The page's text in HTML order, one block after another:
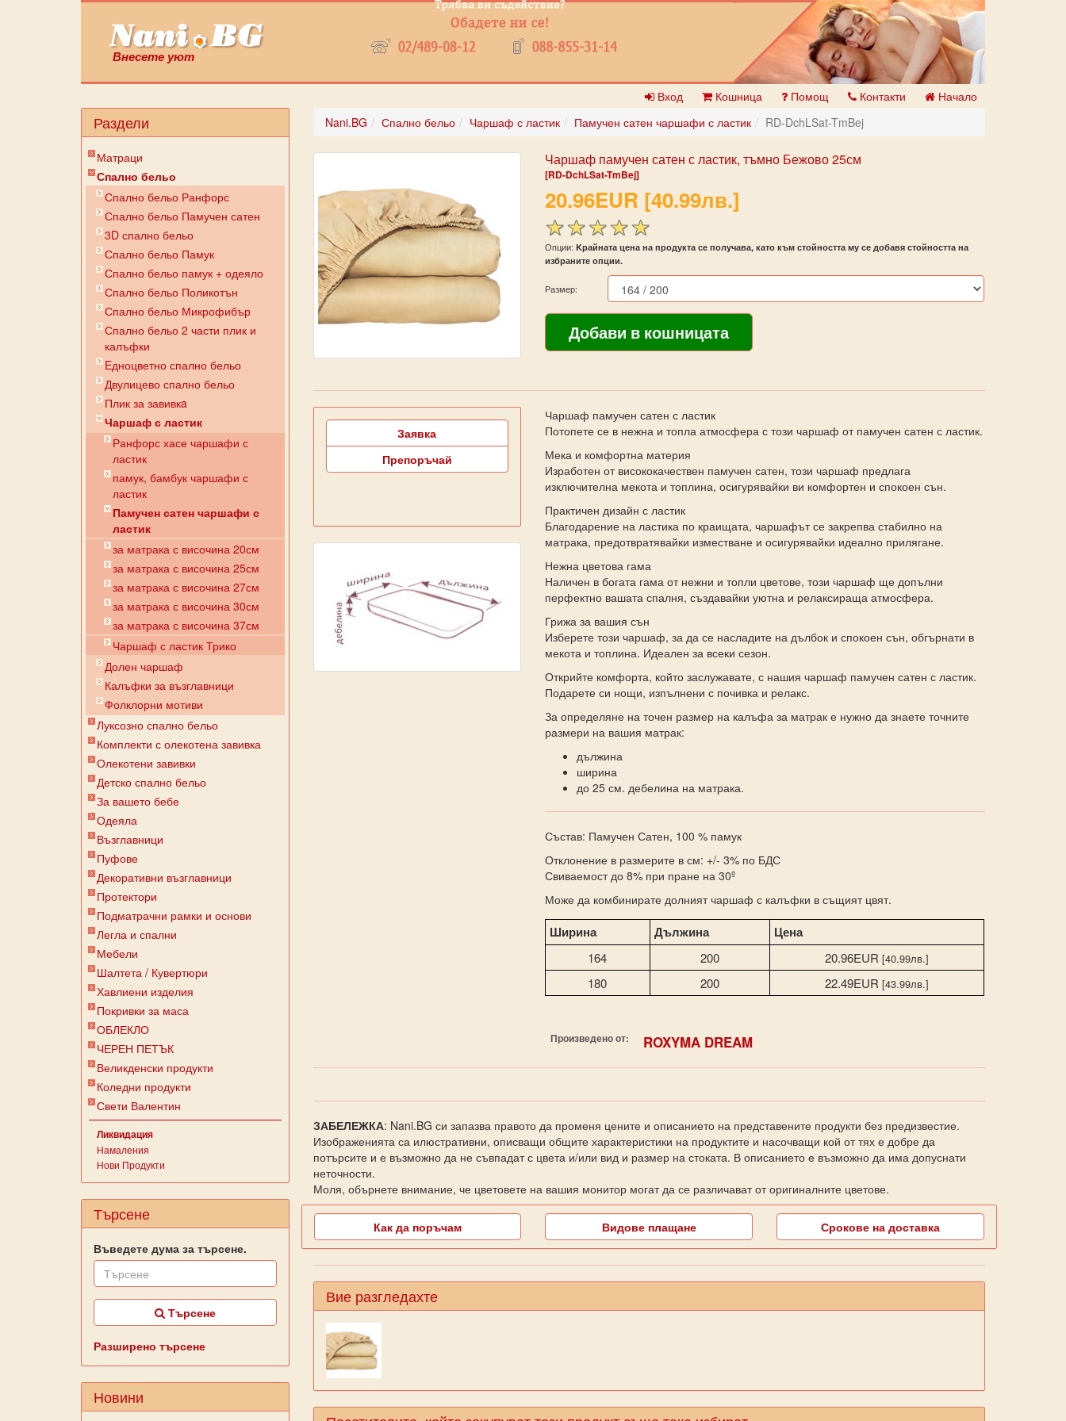
Внесете уют
Вход Кошница Помощ Контакти Начало
Раздели
Матраци
Спално бельо
Спално бельо Ранфорс
Спално бельо Памучен сатен
3D спално бельо
Спално бельо Памук
Спално бельо памук + одеяло
Спално бельо Поликотън
Спално бельо Микрофибър
Спално бельо 2 части плик и
калъфки
Eдноцветно спално бельо
Двулицево спално бельо
Плик за завивкa
Чаршаф с ластик
Ранфорс хасе чаршафи с
ластик
памук, бамбук чаршафи с
ластик
Памучен сатен чаршафи с
ластик
за матрака с височина 20см
за матрака с височина 25см
за матрака с височина 27см
за матрака с височина 30см
за матрака с височина 37см
Чаршаф с ластик Трико
Долен чаршаф
Калъфки за възглавници
Фолклорни мотиви
Луксозно спално бельо
Комплекти с олекотена завивка
Олекотени завивки
Детско спално бельо
За вашето бебе
Одеяла
Възглавници
Пуфове
Декоративни възглавници
Протектори
Подматрачни рамки и основи
Легла и спални
Мебели
Шалтета / Кувертюри
Хавлиени изделия
Покривки за маса
ОБЛЕКЛО
ЧЕРЕН ПЕТЪК
Великденски продукти
Коледни продукти
Свети Валентин
Ликвидация
Намаления
Нови Продукти
Търсене
Въведете дума за търсене.
Търсене
Разширено търсене
Новини
Nani.BG Спално бельо Чаршаф с ластик Памучен сатен чаршафи с ластик RD-DchLSat-TmBej
Чаршаф памучен сатен с ластик, тъмно Бежово 25см
[RD-DchLSat-TmBej]
20.96EUR [40.99лв.]
Опции: Kрайната цена на продукта се получава, като към стойността му се добавя стойността на
избраните опции.
Размер:
Заявка
Препоръчай
Чаршаф памучен сатен с ластик
Потопете се в нежна и топла атмосфера с този чаршаф от памучен сатен с ластик.
Мека и комфортна материя
Изработен от висококачествен памучен сатен, този чаршаф предлага
изключителна мекота и топлина, осигурявайки ви комфортен и спокоен сън.
Практичен дизайн с ластик
Благодарение на ластика по краищата, чаршафът се закрепва стабилно на
матрака, предотвратявайки изместване и осигурявайки идеално прилягане.
Нежна цветова гама
Наличен в богата гама от нежни и топли цветове, този чаршаф ще допълни
перфектно вашата спалня, създавайки уютна и релаксираща атмосфера.
Грижа за вашия сън
Изберете този чаршаф, за да се насладите на дълбок и спокоен сън, обгърнати в
мекота и топлина. Идеален за всеки сезон.
Открийте комфорта, който заслужавате, с нашия чаршаф памучен сатен с ластик.
Подарете си нощи, изпълнени с почивка и релакс.
За определяне на точен размер на калъфа за матрак е нужно да знаете точните
размери на вашия матрак:
дължина
ширина
до 25 см. дебелина на матрака.
Състав: Памучен Сатен, 100 % памук
Отклонение в размерите в см: +/- 3% по БДС
Свиваемост до 8% при пране на 30º
Може да комбинирате долният чаршаф с калъфки в същият цвят.
Ширина Дължина Цена
164 200 20.96EUR [40.99лв.]
180 200 22.49EUR [43.99лв.]
Произведено от: ROXYMA DREAM
ЗАБЕЛЕЖКА: Nani.BG си запазва правото да променя цените и описанието на представените продукти без предизвестие.
Изображенията са илюстративни, описващи общите характеристики на продуктите и насочващи кой от тях е добре да
потърсите и е възможно да не съвпадат с цвета и/или вид и размер на стоката. В описанието е възможно да има допуснати
неточности.
Моля, обърнете внимание, че цветовете на вашия монитор могат да се различават от оригиналните цветове.
Как да поръчам Видове плащане Срокове на доставка
Вие разгледахте